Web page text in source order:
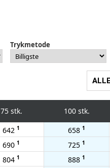
Trykmetode
75 stk. 100 stk.
642 1 658 1
690 1 725 1
804 1 888 1